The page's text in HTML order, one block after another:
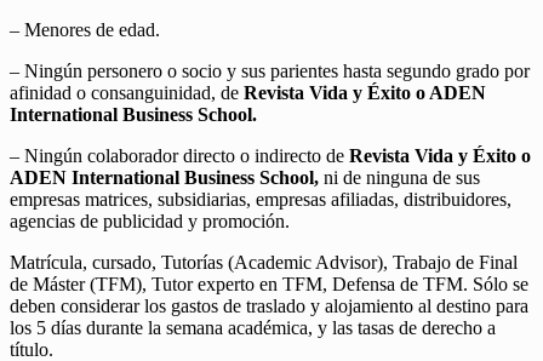
– Menores de edad.
– Ningún personero o socio y sus parientes hasta segundo grado por
afinidad o consanguinidad, de Revista Vida y Éxito o ADEN
International Business School.
– Ningún colaborador directo o indirecto de Revista Vida y Éxito o
ADEN International Business School, ni de ninguna de sus
empresas matrices, subsidiarias, empresas afiliadas, distribuidores,
agencias de publicidad y promoción.
Matrícula, cursado, Tutorías (Academic Advisor), Trabajo de Final
de Máster (TFM), Tutor experto en TFM, Defensa de TFM. Sólo se
deben considerar los gastos de traslado y alojamiento al destino para
los 5 días durante la semana académica, y las tasas de derecho a
título.